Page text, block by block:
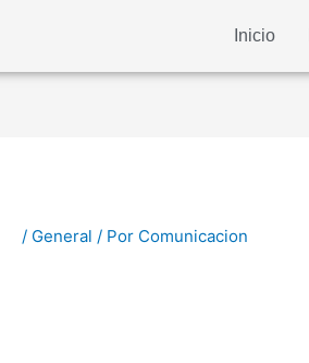
Inicio
/ General / Por Comunicacion